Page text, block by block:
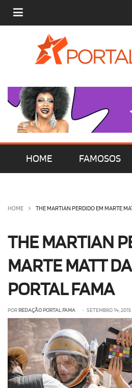
HOME FAMOSOS
OLHA ISSO!
HOME THE MARTIAN PERDIDO EM MARTE
THE MARTIAN
MARTE MATT
PORTAL FAMA
POR REDAÇÃO PORTAL FAMA • SETEMBRO 14, 2015